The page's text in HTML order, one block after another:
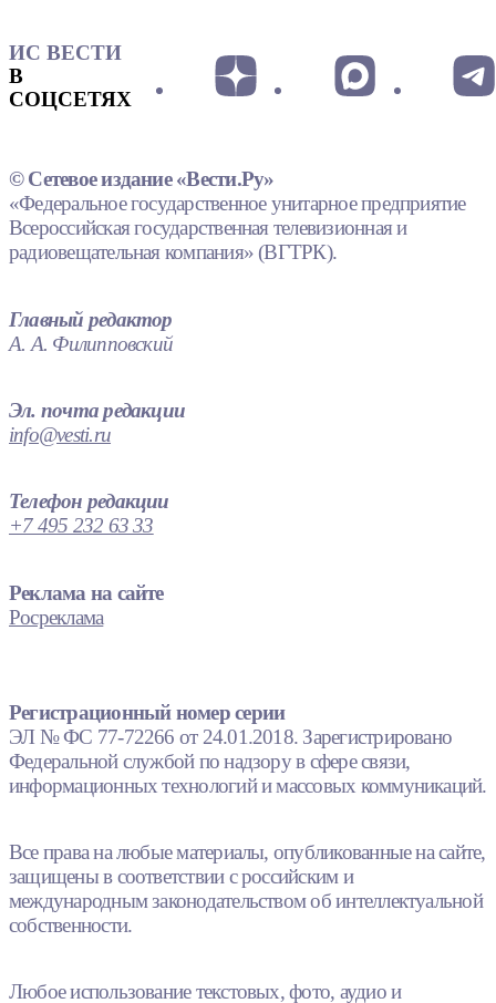
ИС ВЕСТИ
В
СОЦСЕТЯХ
© Сетевое издание «Вести.Ру»
«Федеральное государственное унитарное предприятие
Всероссийская государственная телевизионная и
радиовещательная компания» (ВГТРК).
Главный редактор
А. А. Филипповский
Эл. почта редакции
info@vesti.ru
Телефон редакции
+7 495 232 63 33
Реклама на сайте
Росреклама
Регистрационный номер серии
ЭЛ № ФС 77-72266 от 24.01.2018. Зарегистрировано
Федеральной службой по надзору в сфере связи,
информационных технологий и массовых коммуникаций.
Все права на любые материалы, опубликованные на сайте,
защищены в соответствии с российским и
международным законодательством об интеллектуальной
собственности.
Любое использование текстовых, фото, аудио и